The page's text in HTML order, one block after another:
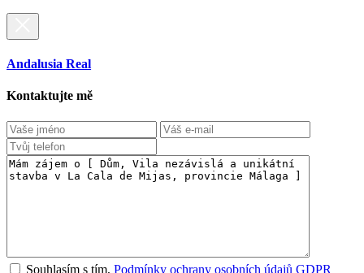
Andalusia Real
Kontaktujte mě
Souhlasím s tím,Podmínky ochrany osobních údajů GDPR